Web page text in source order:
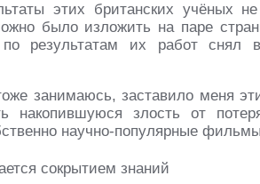
этих британских учёных
было изложить на паре
по результатам их работ снял
занимаюсь, заставило меня
накопившуюся злость от
научно-популярные